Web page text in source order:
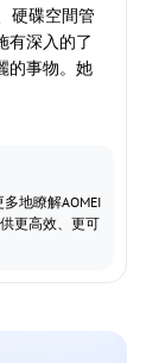
硬碟空間管
有深入的了
的事物。她
地瞭解AOMEI
更高效、更可